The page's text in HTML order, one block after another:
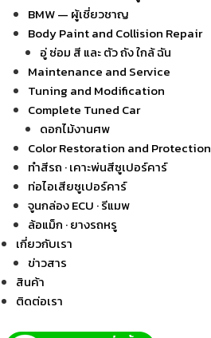
BMW — ผู้เชี่ยวชาญ
Body Paint and Collision Repair
อู่ ซ่อม สี และ ตัว ถัง ใกล้ ฉัน
Maintenance and Service
Tuning and Modification
Complete Tuned Car
ดอกไม้งานศพ
Color Restoration and Protection
ทำสีรถ · เคาะพ่นสีซูเปอร์คาร์
ท่อไอเสียซูเปอร์คาร์
จูนกล่อง ECU · รีแมพ
ล้อแม็ก · ยางรถหรู
เกี่ยวกับเรา
ข่าวสาร
สินค้า
ติดต่อเรา